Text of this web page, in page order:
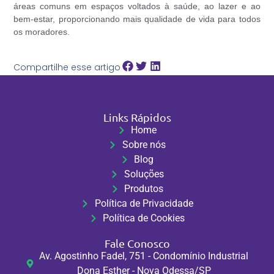
áreas comuns em espaços voltados à saúde, ao lazer e ao
bem-estar, proporcionando mais qualidade de vida para todos
os moradores.
Compartilhe esse artigo
Links Rápidos
Home
Sobre nós
Blog
Soluções
Produtos
Política de Privacidade
Política de Cookies
Fale Conosco
Av. Agostinho Fadel, 751 - Condomínio Industrial
Dona Esther - Nova Odessa/SP